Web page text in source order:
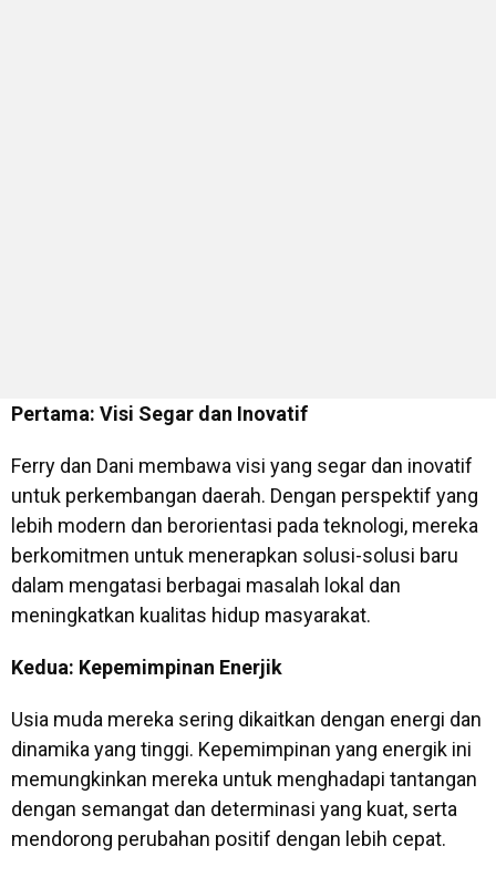
Pertama: Visi Segar dan Inovatif
Ferry dan Dani membawa visi yang segar dan inovatif
untuk perkembangan daerah. Dengan perspektif yang
lebih modern dan berorientasi pada teknologi, mereka
berkomitmen untuk menerapkan solusi-solusi baru
dalam mengatasi berbagai masalah lokal dan
meningkatkan kualitas hidup masyarakat.
Kedua: Kepemimpinan Enerjik
Usia muda mereka sering dikaitkan dengan energi dan
dinamika yang tinggi. Kepemimpinan yang energik ini
memungkinkan mereka untuk menghadapi tantangan
dengan semangat dan determinasi yang kuat, serta
mendorong perubahan positif dengan lebih cepat.